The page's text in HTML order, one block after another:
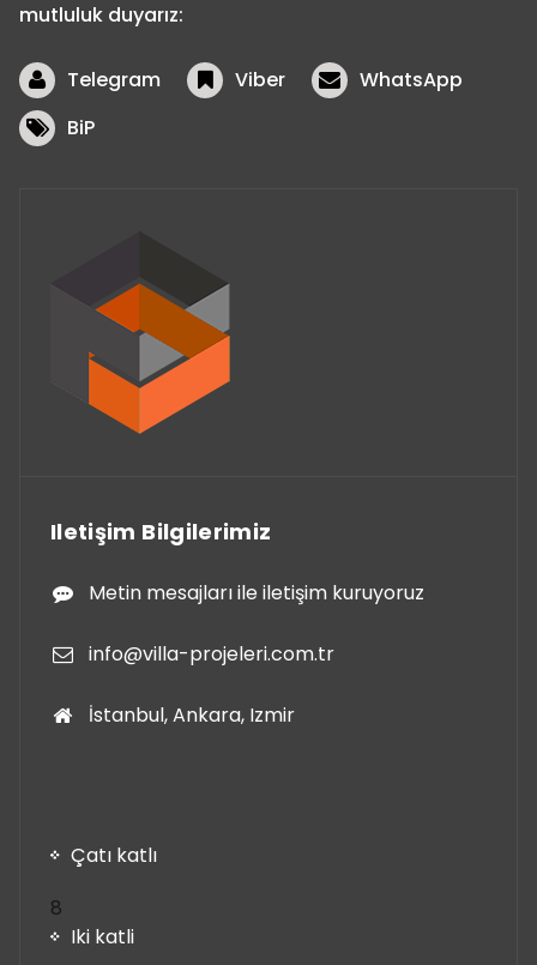
mutluluk duyarız:
Telegram Viber
WhatsApp
BiP
Iletişim Bilgilerimiz
Metin mesajları ile iletişim kuruyoruz
info@villa-projeleri.com.tr
İstanbul, Ankara, Izmir
Çatı katlı
8
ürün
Iki katli